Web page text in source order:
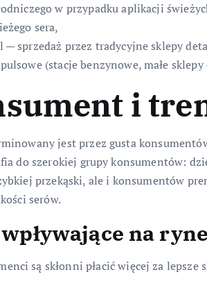
w przypadku aplikacji
sera,
sprzedaż przez tradycyjne sklepy
(stacje benzynowe, małe
i
jest przez gusta
do szerokiej grupy konsumentów:
przekąski, ale i konsumentów
serów.
na
są skłonni płacić więcej za lepsze